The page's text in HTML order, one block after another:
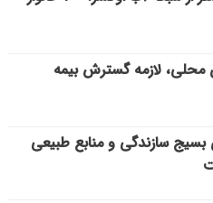
محلی، لازمه گسترش بیمه
بسیج سازندگی و منابع طبیعی